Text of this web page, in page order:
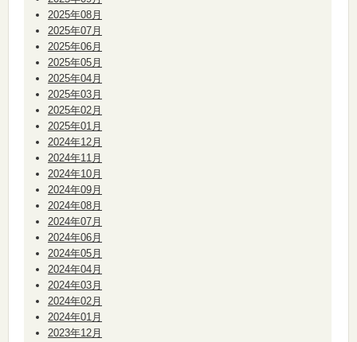
2025年08月
2025年07月
2025年06月
2025年05月
2025年04月
2025年03月
2025年02月
2025年01月
2024年12月
2024年11月
2024年10月
2024年09月
2024年08月
2024年07月
2024年06月
2024年05月
2024年04月
2024年03月
2024年02月
2024年01月
2023年12月